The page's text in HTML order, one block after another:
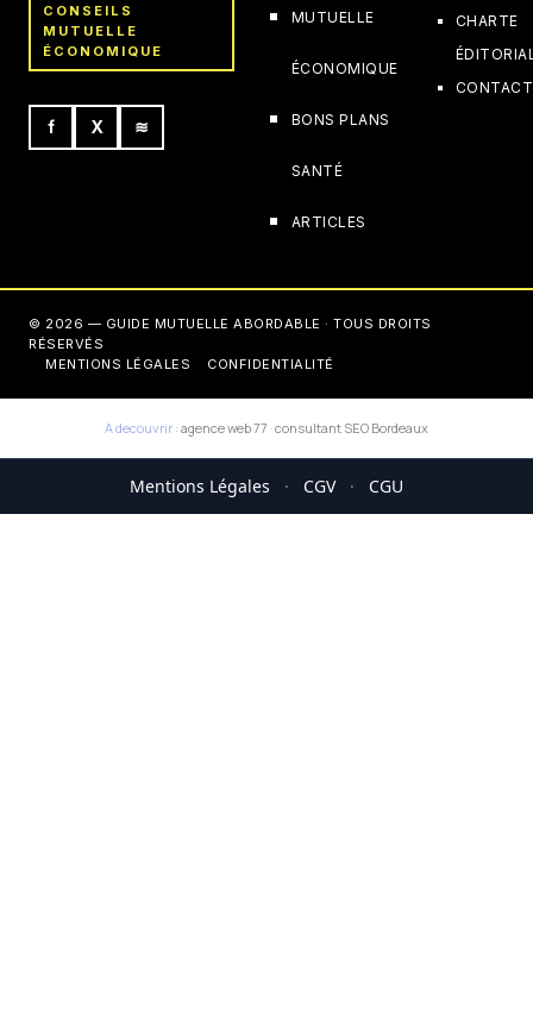
CONSEILS
MUTUELLE
ÉCONOMIQUE
f X ≋
MUTUELLE
ÉCONOMIQUE
BONS PLANS
SANTÉ
ARTICLES
CHARTE
CONTACT
© 2026 — GUIDE MUTUELLE ABORDABLE · TOUS DROITS
RÉSERVÉS
MENTIONS LÉGALES
CONFIDENTIALITÉ
A decouvrir : agence web 77 ·consultant SEO Bordeaux
Mentions Légales · CGV · CGU